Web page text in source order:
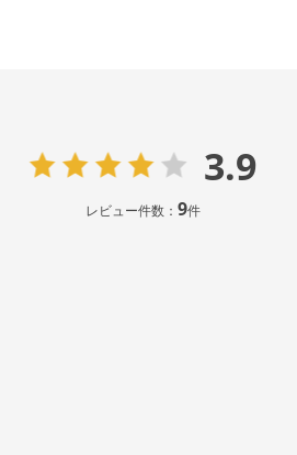
3.9
レビュー件数： 9件